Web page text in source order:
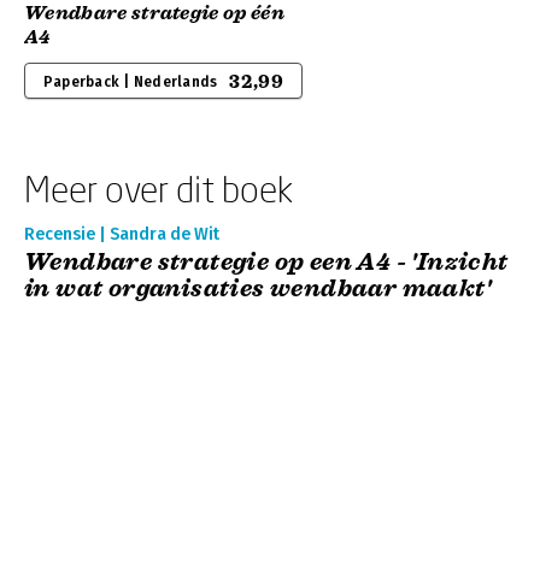
Wendbare strategie op één
A4
Paperback | Nederlands 32,99
Meer over dit boek
Recensie | Sandra de Wit
Wendbare strategie op een A4 - 'Inzicht
in wat organisaties wendbaar maakt'